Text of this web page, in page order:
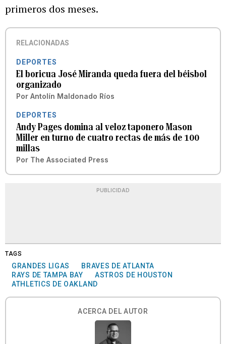
primeros dos meses.
RELACIONADAS
DEPORTES
El boricua José Miranda queda fuera del béisbol
organizado
Por Antolín Maldonado Ríos
DEPORTES
Andy Pages domina al veloz taponero Mason
Miller en turno de cuatro rectas de más de 100
millas
Por The Associated Press
PUBLICIDAD
TAGS
GRANDES LIGAS
BRAVES DE ATLANTA
RAYS DE TAMPA BAY
ASTROS DE HOUSTON
ATHLETICS DE OAKLAND
ACERCA DEL AUTOR